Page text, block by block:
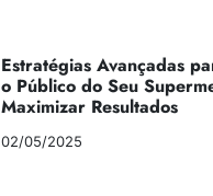
Estratégias Avançadas
o Público do Seu
Maximizar Resultados
02/05/2025